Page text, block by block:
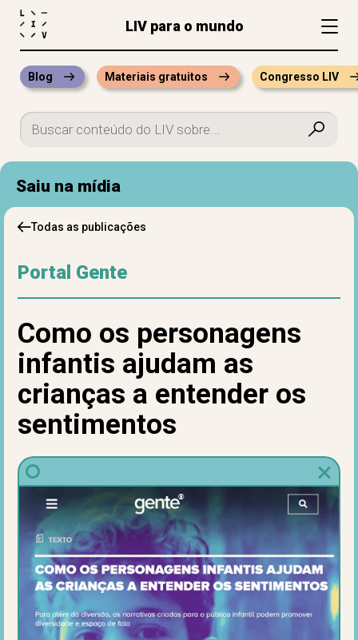
LIV para o mundo
Blog Materiais gratuitos Congresso LIV
Saiu na mídia
Todas as publicações
Portal Gente
Como os personagens
infantis ajudam as
crianças a entender os
sentimentos